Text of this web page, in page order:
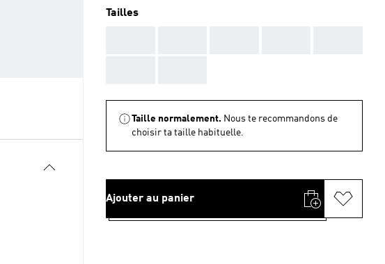
Tailles
Taille normalement. Nous te recommandons de
choisir ta taille habituelle.
Ajouter au panier